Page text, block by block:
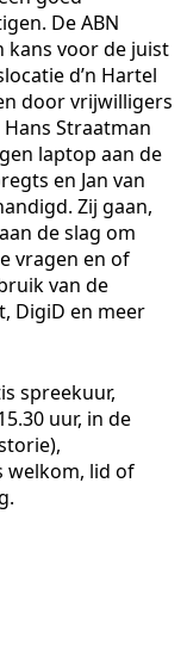
De ABN
kans voor de juist
d’n Hartel
door vrijwilligers
Straatman
laptop aan de
en Jan van
Zij gaan,
de slag om
vragen en of
van de
DigiD en meer
spreekuur,
uur, in de
welkom, lid of